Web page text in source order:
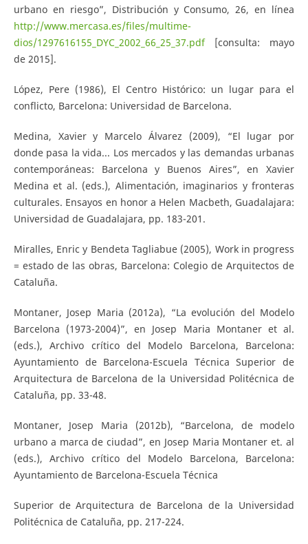
urbano en riesgo”, Distribución y Consumo, 26, en línea
http://www.mercasa.es/files/multime-
dios/1297616155_DYC_2002_66_25_37.pdf[consulta: mayo
de 2015].
López, Pere (1986), El Centro Histórico: un lugar para el
conflicto, Barcelona: Universidad de Barcelona.
Medina, Xavier y Marcelo Álvarez (2009), “El lugar por
donde pasa la vida... Los mercados y las demandas urbanas
contemporáneas: Barcelona y Buenos Aires”, en Xavier
Medina et al. (eds.), Alimentación, imaginarios y fronteras
culturales. Ensayos en honor a Helen Macbeth, Guadalajara:
Universidad de Guadalajara, pp. 183-201.
Miralles, Enric y Bendeta Tagliabue (2005), Work in progress
= estado de las obras, Barcelona: Colegio de Arquitectos de
Cataluña.
Montaner, Josep Maria (2012a), “La evolución del Modelo
Barcelona (1973-2004)”, en Josep Maria Montaner et al.
(eds.), Archivo crítico del Modelo Barcelona, Barcelona:
Ayuntamiento de Barcelona-Escuela Técnica Superior de
Arquitectura de Barcelona de la Universidad Politécnica de
Cataluña, pp. 33-48.
Montaner, Josep Maria (2012b), “Barcelona, de modelo
urbano a marca de ciudad”, en Josep Maria Montaner et. al
(eds.), Archivo crítico del Modelo Barcelona, Barcelona:
Ayuntamiento de Barcelona-Escuela Técnica
Superior de Arquitectura de Barcelona de la Universidad
Politécnica de Cataluña, pp. 217-224.